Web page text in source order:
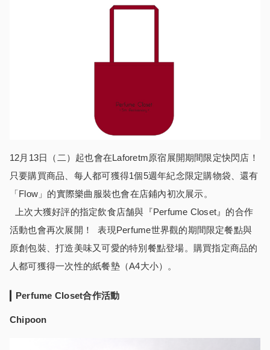
12月13日（二）起也會在Laforetm原宿展開期間限定快閃店！
只要購買商品、每人都可獲得1個5週年紀念限定購物袋、還有
「Flow」的實際樂曲服裝也會在店鋪內初次展示。
上次大獲好評的指定飲食店舗與『Perfume Closet』的合作
活動也會再次展開！ 表現Perfume世界觀的期間限定餐點與
原創包裝、打造美味又可愛的特別餐點登場。購買指定商品的
人都可獲得一次性的紙餐墊（A4大小）。
Perfume Closet合作活動
Chipoon